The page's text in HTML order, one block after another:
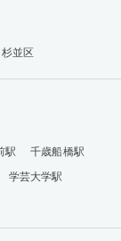
杉並区
駅
千歳船橋駅
学芸大学駅